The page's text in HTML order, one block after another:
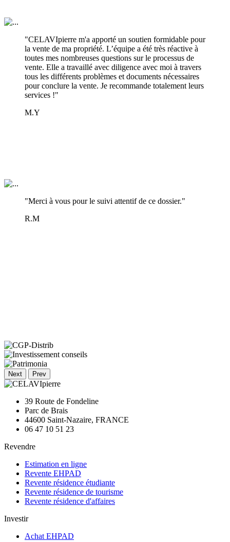
"CELAVIpierre m'a apporté un soutien formidable pour
la vente de ma propriété. L’équipe a été très réactive à
toutes mes nombreuses questions sur le processus de
vente. Elle a travaillé avec diligence avec moi à travers
tous les différents problèmes et documents nécessaires
pour conclure la vente. Je recommande totalement leurs
services !"
M.Y
"Merci à vous pour le suivi attentif de ce dossier."
R.M
Next Prev
39 Route de Fondeline
Parc de Brais
44600 Saint-Nazaire, FRANCE
06 47 10 51 23
Revendre
Estimation en ligne
Revente EHPAD
Revente résidence étudiante
Revente résidence de tourisme
Revente résidence d'affaires
Investir
Achat EHPAD